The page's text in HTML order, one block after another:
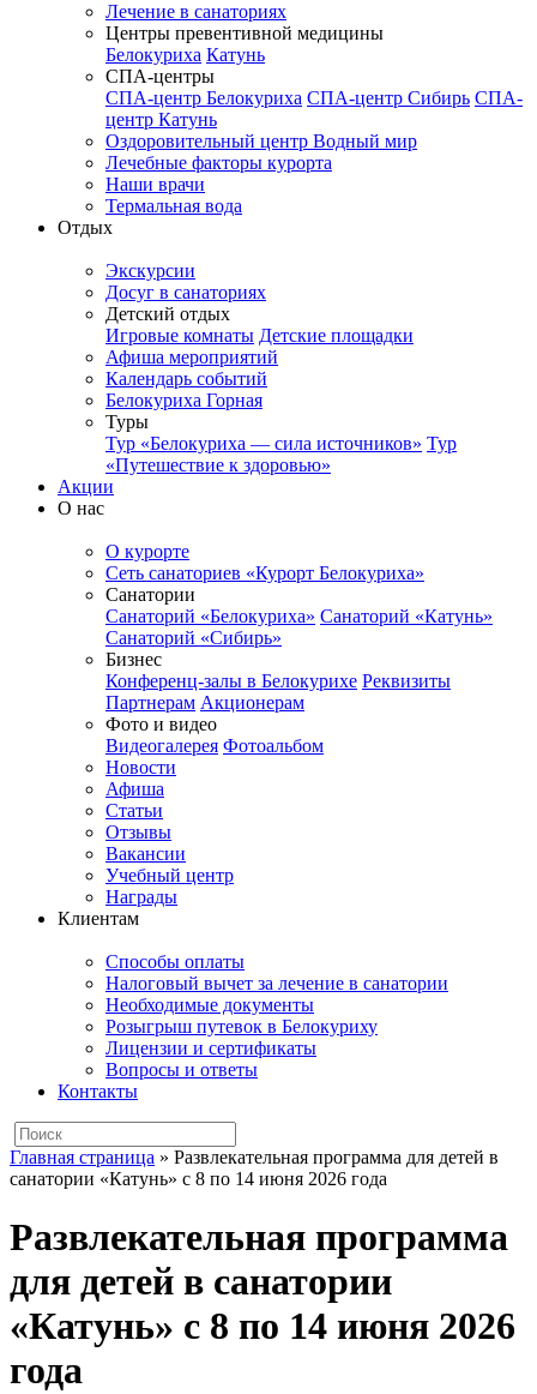
Лечение в санаториях
Центры превентивной медицины
Белокуриха Катунь
СПА-центры
СПА-центр Белокуриха СПА-центр Сибирь СПА-
центр Катунь
Оздоровительный центр Водный мир
Лечебные факторы курорта
Наши врачи
Термальная вода
Отдых
Экскурсии
Досуг в санаториях
Детский отдых
Игровые комнаты Детские площадки
Афиша мероприятий
Календарь событий
Белокуриха Горная
Туры
Тур «Белокуриха — сила источников» Тур
«Путешествие к здоровью»
Акции
О нас
О курорте
Сеть санаториев «Курорт Белокуриха»
Санатории
Санаторий «Белокуриха» Санаторий «Катунь»
Санаторий «Сибирь»
Бизнес
Конференц-залы в Белокурихе Реквизиты
Партнерам Акционерам
Фото и видео
Видеогалерея Фотоальбом
Новости
Афиша
Статьи
Отзывы
Вакансии
Учебный центр
Награды
Клиентам
Способы оплаты
Налоговый вычет за лечение в санатории
Необходимые документы
Розыгрыш путевок в Белокуриху
Лицензии и сертификаты
Вопросы и ответы
Контакты
Главная страница » Развлекательная программа для детей в
санатории «Катунь» с 8 по 14 июня 2026 года
Развлекательная программа
для детей в санатории
«Катунь» с 8 по 14 июня 2026
года